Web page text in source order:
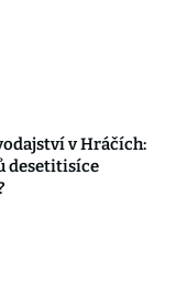
v Hráčích:
desetitisíce